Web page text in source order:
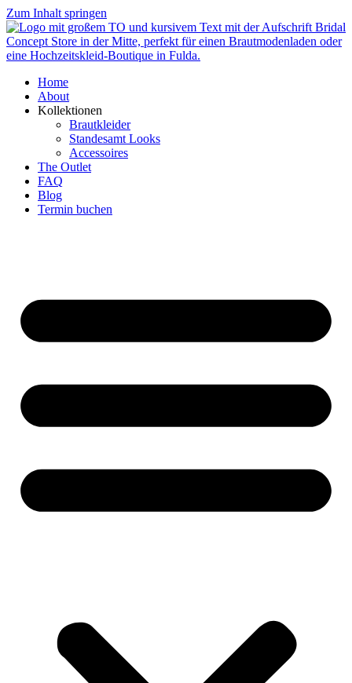
Zum Inhalt springen
Home
About
Kollektionen
Brautkleider
Standesamt Looks
Accessoires
The Outlet
FAQ
Blog
Termin buchen